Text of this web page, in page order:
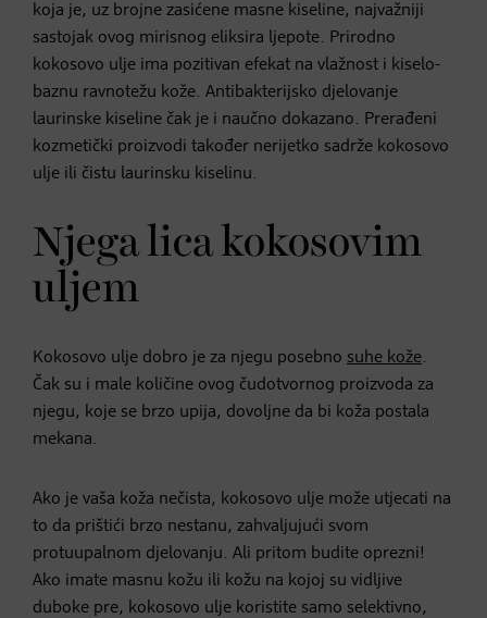
koja je, uz brojne zasićene masne kiseline, najvažniji
sastojak ovog mirisnog eliksira ljepote. Prirodno
kokosovo ulje ima pozitivan efekat na vlažnost i kiselo-
baznu ravnotežu kože. Antibakterijsko djelovanje
laurinske kiseline čak je i naučno dokazano. Prerađeni
kozmetički proizvodi također nerijetko sadrže kokosovo
ulje ili čistu laurinsku kiselinu.
Njega lica kokosovim
uljem
Kokosovo ulje dobro je za njegu posebno suhe kože.
Čak su i male količine ovog čudotvornog proizvoda za
njegu, koje se brzo upija, dovoljne da bi koža postala
mekana.
Ako je vaša koža nečista, kokosovo ulje može utjecati na
to da prištići brzo nestanu, zahvaljujući svom
protuupalnom djelovanju. Ali pritom budite oprezni!
Ako imate masnu kožu ili kožu na kojoj su vidljive
duboke pre, kokosovo ulje koristite samo selektivno,